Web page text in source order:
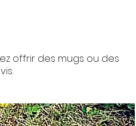
offrir des mugs ou des